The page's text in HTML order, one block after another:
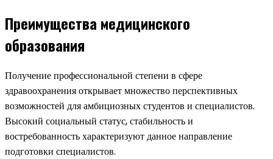
Преимущества медицинского
образования
Получение профессиональной степени в сфере
здравоохранения открывает множество перспективных
возможностей для амбициозных студентов и специалистов.
Высокий социальный статус, стабильность и
востребованность характеризуют данное направление
подготовки специалистов.